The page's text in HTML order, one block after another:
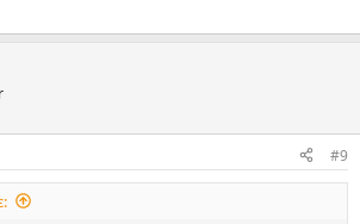
#9